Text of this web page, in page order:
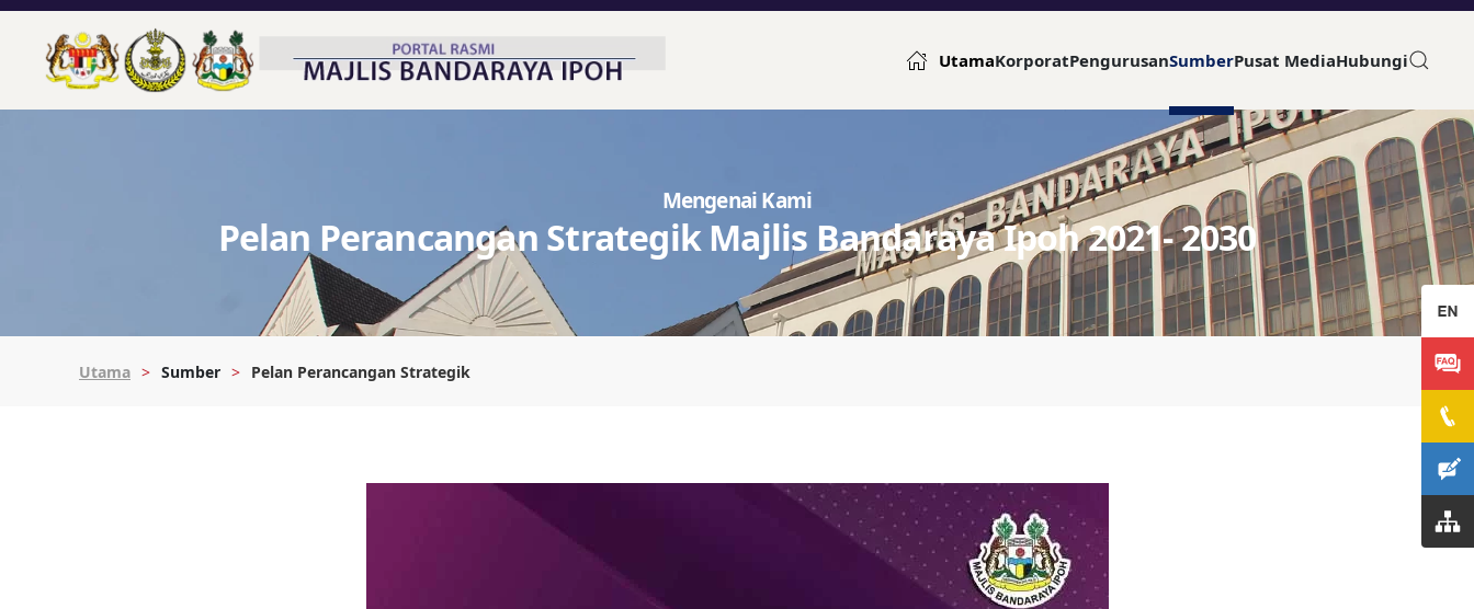
UtamaKorporatPengurusanSumberPusat MediaHubungi
Mengenai Kami
Pelan Perancangan Strategik Majlis Bandaraya Ipoh 2021- 2030
Utama Sumber Pelan Perancangan Strategik